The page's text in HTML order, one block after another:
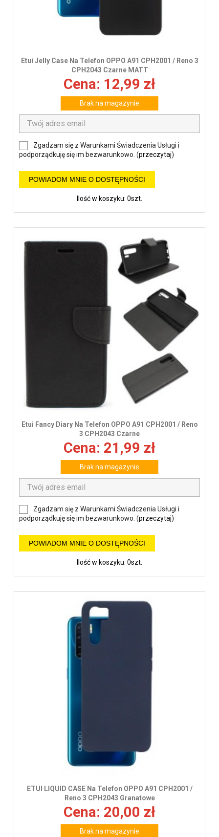
Etui Jelly Case Na Telefon OPPO A91 CPH2001 / Reno 3
CPH2043 Czarne MATT
Cena: 12,99 zł
Brak na magazynie
Zgadzam się z Warunkami Świadczenia Usługi i
podporządkuję się im bezwarunkowo. (przeczytaj)
POWIADOM MNIE O DOSTĘPNOŚCI
Ilość w koszyku: 0szt.
Etui Fancy Diary Na Telefon OPPO A91 CPH2001 / Reno
3 CPH2043 Czarne
Cena: 21,99 zł
Brak na magazynie
Zgadzam się z Warunkami Świadczenia Usługi i
podporządkuję się im bezwarunkowo. (przeczytaj)
POWIADOM MNIE O DOSTĘPNOŚCI
Ilość w koszyku: 0szt.
ETUI LIQUID CASE Na Telefon OPPO A91 CPH2001 /
Reno 3 CPH2043 Granatowe
Cena: 20,00 zł
Brak na magazynie